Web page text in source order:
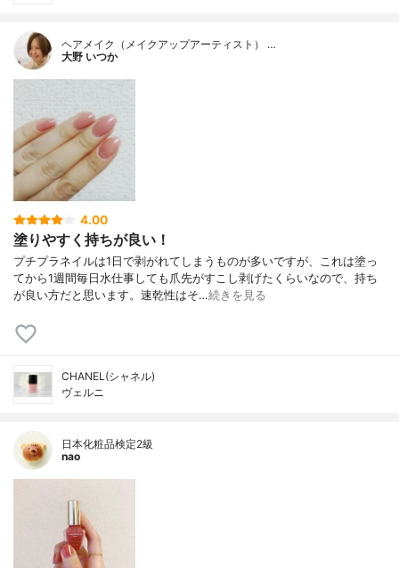
ヘアメイク（メイクアップアーティスト） …
大野 いつか
4.00
塗りやすく持ちが良い！
プチプラネイルは1日で剥がれてしまうものが多いですが、これは塗っ
てから1週間毎日水仕事しても爪先がすこし剥げたくらいなので、持ち
が良い方だと思います。速乾性はそ…続きを見る
CHANEL(シャネル)
ヴェルニ
日本化粧品検定2級
nao